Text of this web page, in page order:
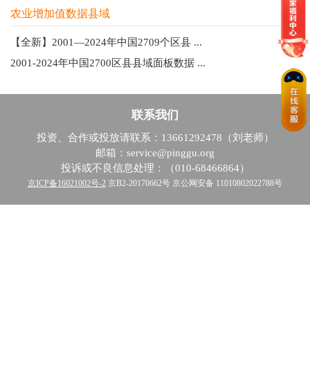
农业增加值数据县域
【全新】2001—2024年中国2709个区县 ...
2001-2024年中国2700区县县域面板数据 ...
联系我们
投资、合作或投放请联系：13661292478（刘老师）
邮箱：service@pinggu.org
投诉或不良信息处理：（010-68466864）
京ICP备16021002号-2 京B2-20170662号 京公网安备 11010802022788号